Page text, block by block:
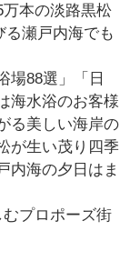
本の淡路黒松
る瀬戸内海でも
場88選」「日
海水浴のお客様
る美しい海岸の
が生い茂り四季
内海の夕日はま
プロポーズ街